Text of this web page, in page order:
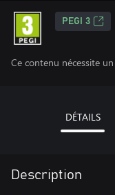
PEGI 3
Ce contenu nécessite
DÉTAILS
Description